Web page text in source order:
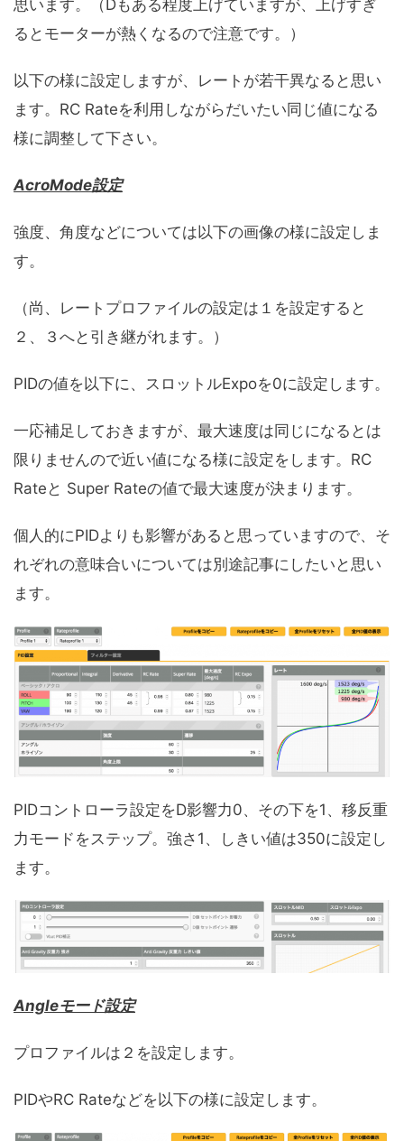
思います。（Dもある程度上げていますが、上げすぎ
るとモーターが熱くなるので注意です。）
以下の様に設定しますが、レートが若干異なると思い
ます。RC Rateを利用しながらだいたい同じ値になる
様に調整して下さい。
AcroMode設定
強度、角度などについては以下の画像の様に設定しま
す。
（尚、レートプロファイルの設定は１を設定すると
２、３へと引き継がれます。）
PIDの値を以下に、スロットルExpoを0に設定します。
一応補足しておきますが、最大速度は同じになるとは
限りませんので近い値になる様に設定をします。RC
Rateと Super Rateの値で最大速度が決まります。
個人的にPIDよりも影響があると思っていますので、そ
れぞれの意味合いについては別途記事にしたいと思い
ます。
PIDコントローラ設定をD影響力0、その下を1、移反重
力モードをステップ。強さ1、しきい値は350に設定し
ます。
Angleモード設定
プロファイルは２を設定します。
PIDやRC Rateなどを以下の様に設定します。